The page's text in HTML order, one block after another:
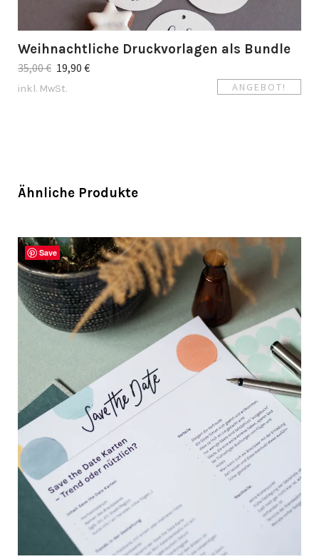
ANGEBOT!
Weihnachtliche Druckvorlagen als Bundle
35,00€ 19,90 €
inkl. MwSt.
Ähnliche Produkte
Save